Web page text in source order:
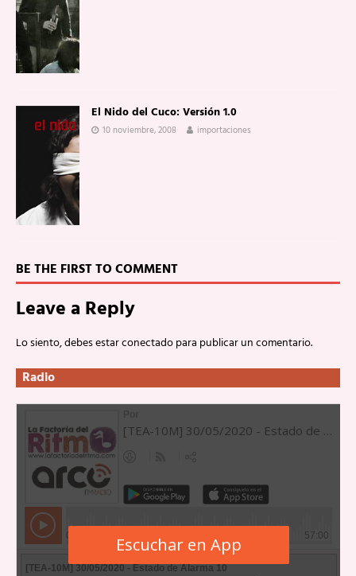
El Nido del Cuco: Versión 1.0
10 noviembre, 2008 importaciones
BE THE FIRST TO COMMENT
Leave a Reply
Lo siento, debes estarconectadopara publicar un comentario.
Radio